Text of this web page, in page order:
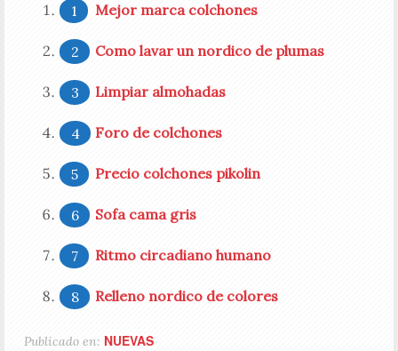
Mejor marca colchones
Como lavar un nordico de plumas
Limpiar almohadas
Foro de colchones
Precio colchones pikolin
Sofa cama gris
Ritmo circadiano humano
Relleno nordico de colores
Publicado en: NUEVAS